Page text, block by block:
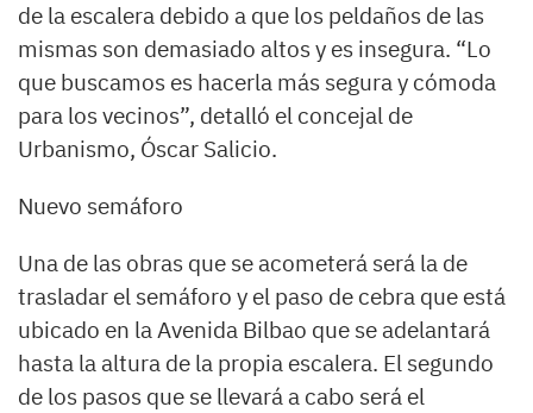
de la escalera debido a que los peldaños de las
mismas son demasiado altos y es insegura. “Lo
que buscamos es hacerla más segura y cómoda
para los vecinos”, detalló el concejal de
Urbanismo, Óscar Salicio.
Nuevo semáforo
Una de las obras que se acometerá será la de
trasladar el semáforo y el paso de cebra que está
ubicado en la Avenida Bilbao que se adelantará
hasta la altura de la propia escalera. El segundo
de los pasos que se llevará a cabo será el